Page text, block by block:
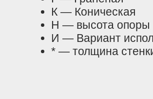
К — Коническая
Н — высота опоры
И — Вариант
* — толщина